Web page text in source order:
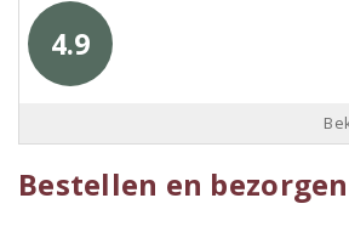
4.9
Bestellen en bezorgen